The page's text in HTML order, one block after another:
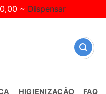
~ Dispensar
HIGIENIZAÇÃO FAQ